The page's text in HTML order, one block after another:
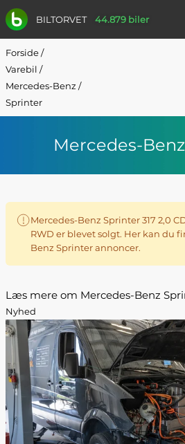
BILTORVET 44.879 biler
Forside/
Varebil /
Mercedes-Benz /
Sprinter
Mercedes-
Mercedes-Benz Sprinter 317 2,0
RWD er blevet solgt. Her kan du
Benz Sprinter annoncer.
Læs mere om Mercedes-Benz
Nyhed